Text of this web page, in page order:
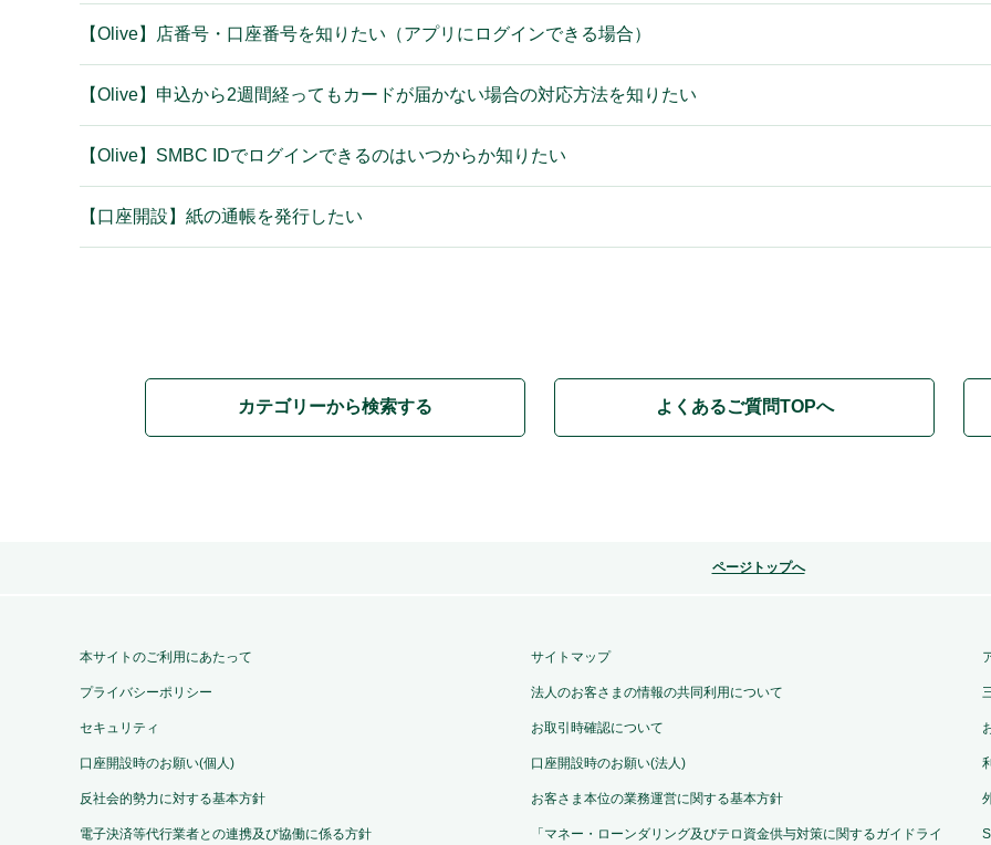
【Olive】店番号・口座番号を知りたい（アプリにログインできる場合）
【Olive】申込から2週間経ってもカードが届かない場合の対応方法を知りたい
【Olive】SMBC IDでログインできるのはいつからか知りたい
【口座開設】紙の通帳を発行したい
カテゴリーから検索する よくあるご質問TOPへ
ページトップへ
本サイトのご利用にあたって サイトマップ
プライバシーポリシー 法人のお客さまの情報の共同利用について
セキュリティ お取引時確認について
口座開設時のお願い(個人) 口座開設時のお願い(法人)
反社会的勢力に対する基本方針 お客さま本位の業務運営に関する基本方針
電子決済等代行業者との連携及び協働に係る方針 「マネー・ローンダリング及びテロ資金供与対策に関するガイドライ